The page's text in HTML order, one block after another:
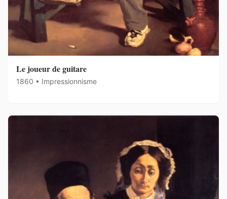
Le joueur de guitare
1860 • Impressionnisme